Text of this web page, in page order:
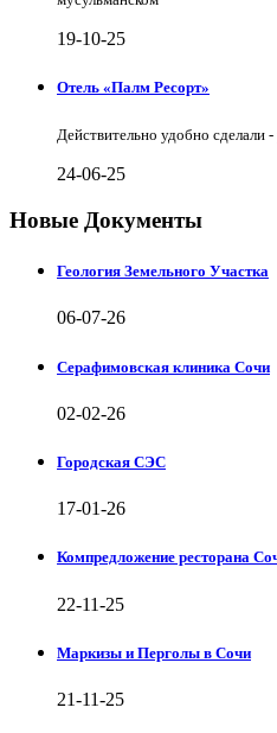
19-10-25
Отель «Палм Ресорт»
Действительно удобно сделали
24-06-25
Новые Документы
Геология Земельного Участка
06-07-26
Серафимовская клиника Сочи
02-02-26
Городская СЭС
17-01-26
Компредложение ресторана
22-11-25
Маркизы и Перголы в Сочи
21-11-25